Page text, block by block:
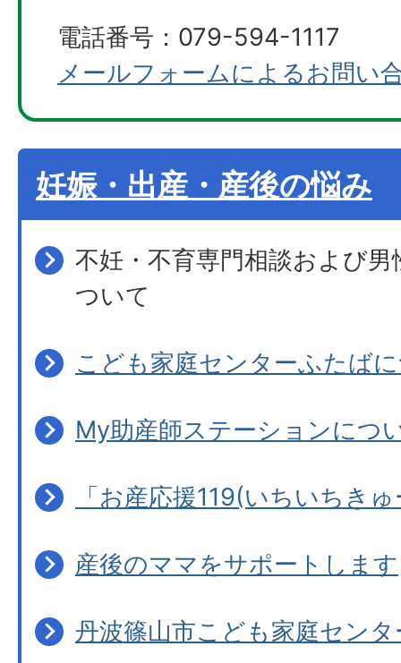
電話番号：079-594-1117
メールフォームによるお問い
妊娠・出産・産後の悩み
不妊・不育専門相談および
ついて
こども家庭センターふたば
My助産師ステーションにつ
「お産応援119(いちいちき
産後のママをサポートします
丹波篠山市こども家庭センタ